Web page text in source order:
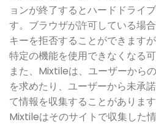
ョンが終了するとハードドライ
す。ブラウザが許可している場
キーを拒否することができます
特定の機能を使用できなくなる可
また、Mixtileは、ユーザーから
を求めたり、ユーザーから未承
て情報を収集することがあります
Mixtileはそのサイトで収集した